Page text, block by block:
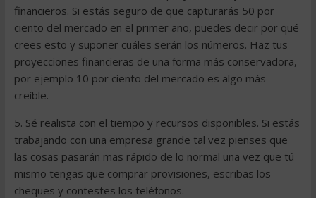
financieros. Si estás seguro de que capturarás 50 por
ciento del mercado en el primer año, puedes decir por qué
crees esto y suponer cuáles serán los números. Haz tus
proyecciones financieras de una forma más conservadora,
por ejemplo 10 por ciento del mercado es algo más
creíble.
5. Sé realista con el tiempo y recursos disponibles. Si estás
trabajando con una empresa grande tal vez pienses que
las cosas pasarán mas rápido de lo normal una vez que tú
mismo tengas que comprar provisiones, escribas los
cheques y contestes los teléfonos.